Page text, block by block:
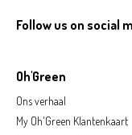
Oh'Green
Ons verhaal
My Oh'Green Klantenkaart
Follow us on social